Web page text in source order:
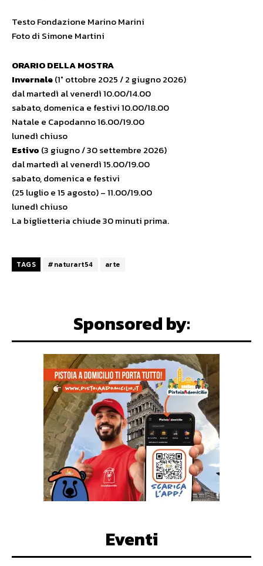
Testo Fondazione Marino Marini
Foto di Simone Martini
ORARIO DELLA MOSTRA
Invernale(1° ottobre 2025 / 2 giugno 2026)
dal martedì al venerdì 10.00/14.00
sabato, domenica e festivi 10.00/18.00
Natale e Capodanno 16.00/19.00
lunedì chiuso
Estivo (3 giugno / 30 settembre 2026)
dal martedì al venerdì 15.00/19.00
sabato, domenica e festivi
(25 luglio e 15 agosto) – 11.00/19.00
lunedì chiuso
La biglietteria chiude 30 minuti prima.
TAGS #naturart54 arte
Sponsored by:
Eventi